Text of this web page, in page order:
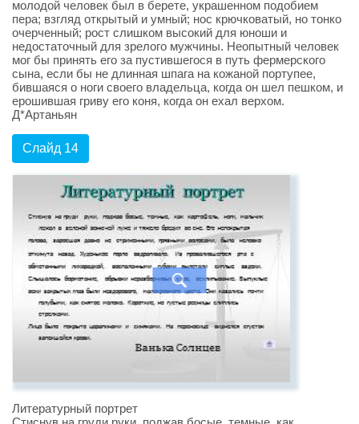
молодой человек был в берете, украшенном подобием
пера; взгляд открытый и умный; нос крючковатый, но тонко
очерченный; рост слишком высокий для юноши и
недостаточный для зрелого мужчины. Неопытный человек
мог бы принять его за пустившегося в путь фермерского
сына, если бы не длинная шпага на кожаной портупее,
бившаяся о ноги своего владельца, когда он шел пешком, и
ерошившая гриву его коня, когда он ехал верхом.
Д*Артаньян
Слайд 14
Литературный портрет